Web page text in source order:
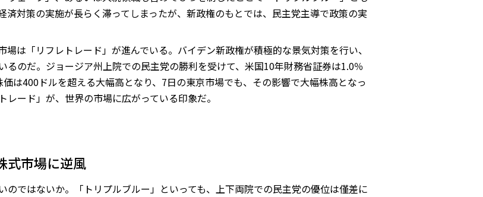
対策の実施が長らく滞ってしまったが、新政権のもとでは、民主党主導で政策の実
は「リフレトレード」が進んでいる。バイデン新政権が積極的な景気対策を行い、
のだ。ジョージア州上院での民主党の勝利を受けて、米国10年財務省証券は1.0％
は400ドルを超える大幅高となり、7日の東京市場でも、その影響で大幅株高となっ
ード」が、世界の市場に広がっている印象だ。
式市場に逆風
のではないか。「トリプルブルー」といっても、上下両院での民主党の優位は僅差に